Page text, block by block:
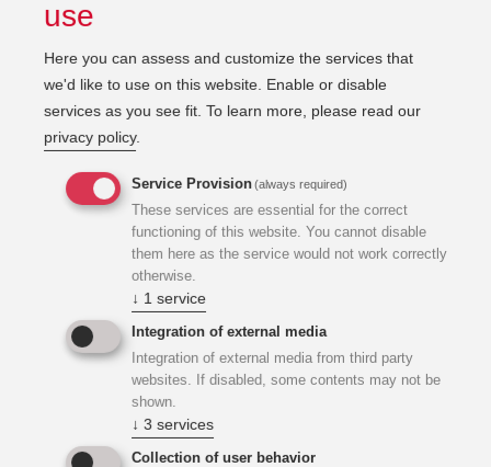
größten Gebäude werden sich am „Grillparzer Musik- und
Kunstschulcampus“ befinden und beinhalten mehr als 50
Unterrichtsräume. In der neuen Filiale werden vor allem
größere Räume, die im bisherigen Raumkonzept gefehlt
haben, entstehen und somit die aktuell prekäre
Raumsituation aufgrund der stetig wachsenden
Schülerzahl lösen.
Derzeitiger Stand
Aktuell sind Betonier- und Schalungsarbeiten im Gange für
das Erdgeschoss. Seitens TGA werden in diesem Zuge die
Einlegearbeiten durchgeführt.
Gute Zusammenarbeit
use
Here you can assess and customize the services that
we'd like to use on this website. Enable or disable
services as you see fit. To learn more, please read our
privacy policy.
Service Provision(always required)
These services are essential for the correct
functioning of this website. You cannot disable
them here as the service would not work correctly
otherwise.
↓ 1 service
Integration of external media
Integration of external media from third party
websites. If disabled, some contents may not be
shown.
↓ 3 services
Collection of user behavior